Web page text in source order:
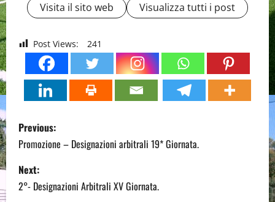
Visita il sito web Visualizza tutti i post
Post Views: 241
P
o
s
Previous:
Promozione – Designazioni arbitrali 19* Giornata.
Next:
2°- Designazioni Arbitrali XV Giornata.